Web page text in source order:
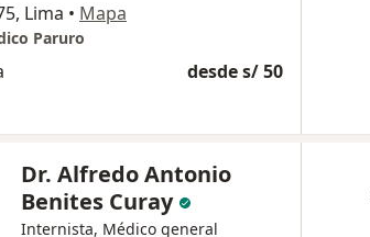
Lima • Mapa
Paruro
desde s/ 50
Dr. Alfredo Antonio
Benites Curay
Internista, Médico general